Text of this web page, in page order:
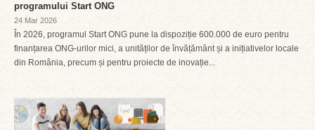
programului Start ONG
24 Mar 2026
În 2026, programul Start ONG pune la dispoziție 600.000 de euro pentru
finanțarea ONG-urilor mici, a unităților de învățământ și a inițiativelor locale
din România, precum și pentru proiecte de inovație...